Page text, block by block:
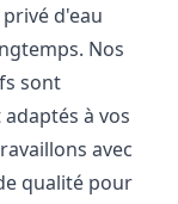
d'eau
Nos
sont
à vos
avec
qualité pour